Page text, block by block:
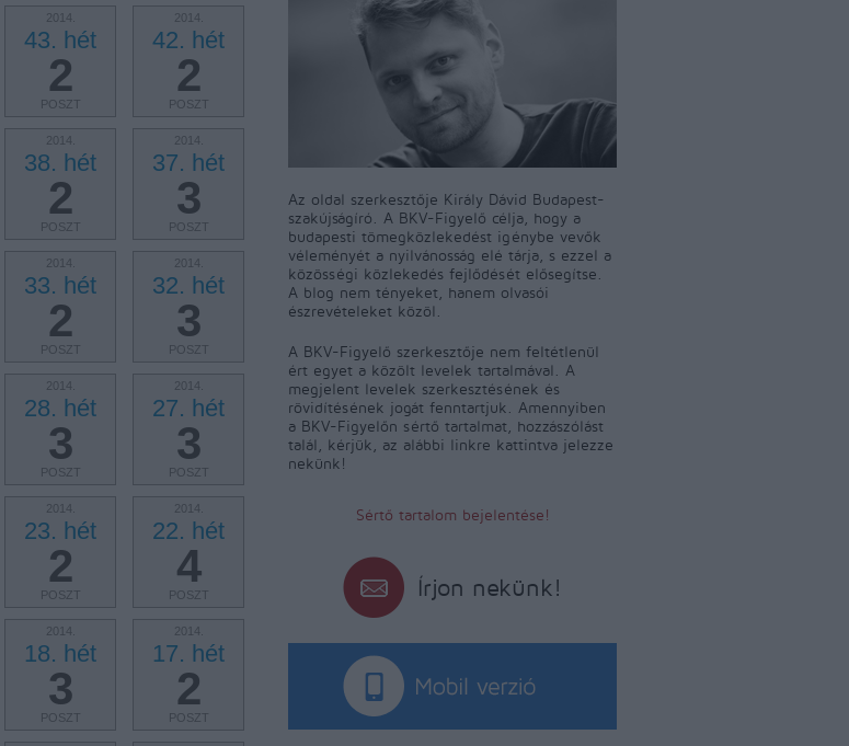
2014.
43. hét
2
POSZT
2014.
42. hét
2
POSZT
2014.
38. hét
2
POSZT
2014.
37. hét
3
POSZT
2014.
33. hét
2
POSZT
2014.
32. hét
3
POSZT
2014.
28. hét
3
POSZT
2014.
27. hét
3
POSZT
2014.
23. hét
2
POSZT
2014.
22. hét
4
POSZT
2014.
18. hét
3
POSZT
2014.
17. hét
2
POSZT
Az oldal szerkesztője Király Dávid Budapest-
szakújságíró. A BKV-Figyelő célja, hogy a
budapesti tömegközlekedést igénybe vevők
véleményét a nyilvánosság elé tárja, s ezzel a
közösségi közlekedés fejlődését elősegítse.
A blog nem tényeket, hanem olvasói
észrevételeket közöl.
A BKV-Figyelő szerkesztője nem feltétlenül
ért egyet a közölt levelek tartalmával. A
megjelent levelek szerkesztésének és
rövidítésének jogát fenntartjuk. Amennyiben
a BKV-Figyelőn sértő tartalmat, hozzászólást
talál, kérjük, az alábbi linkre kattintva jelezze
nekünk!
Sértő tartalom bejelentése!
Írjon nekünk!